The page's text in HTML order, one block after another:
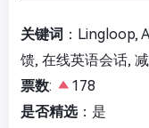
关键词 ：Lingloop,
馈, 在线英语会话,
票数:
178
是否精选：是